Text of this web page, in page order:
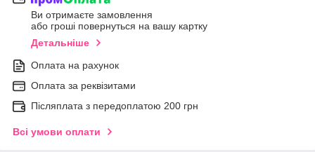
Ви отримаєте замовлення
або гроші повернуться на вашу картку
Детальніше
Оплата на рахунок
Оплата за реквізитами
Післяплата з передоплатою 200 грн
Всі умови оплати